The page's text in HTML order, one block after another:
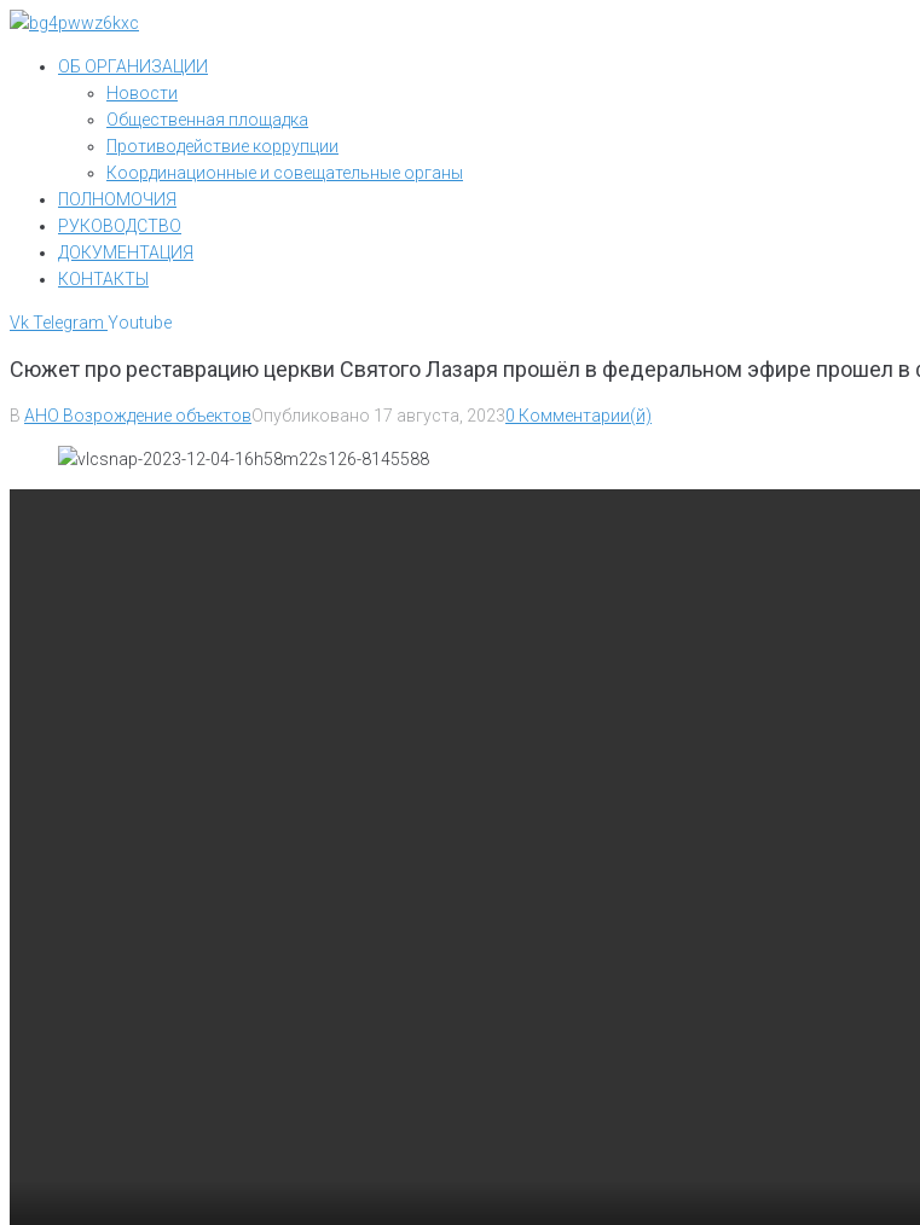
Перейти
контентуОБ ОРГАНИЗАЦИИ
Новости
Общественная площадка
Противодействие коррупции
Координационные и совещательные органы
ПОЛНОМОЧИЯ
РУКОВОДСТВО
ДОКУМЕНТАЦИЯ
КОНТАКТЫ
VkTelegram Youtube
Сюжет про реставрацию церкви Святого Лазаря прошёл в федеральном эфире прошел в
В АНО Возрождение объектовОпубликовано 17 августа, 20230 Комментарии(й)